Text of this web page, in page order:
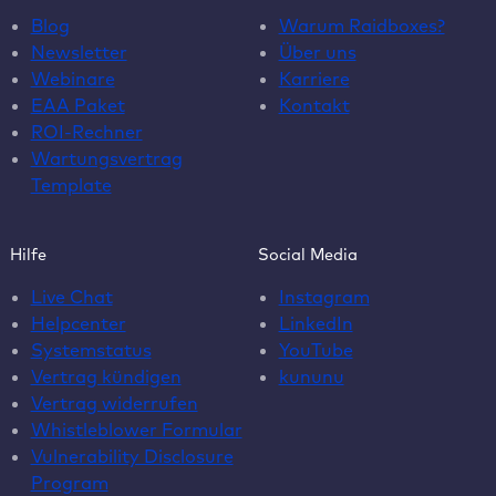
Blog
Newsletter
Webinare
EAA Paket
ROI-Rechner
Wartungsvertrag
Template
Warum Raidboxes?
Über uns
Karriere
Kontakt
Hilfe
Live Chat
Helpcenter
Systemstatus
Vertrag kündigen
Vertrag widerrufen
Whistleblower Formular
Vulnerability Disclosure
Program
Social Media
Instagram
LinkedIn
YouTube
kununu